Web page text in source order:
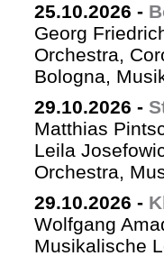
25.10.2026 -
Georg
Orchestra,
Bologna,
29.10.2026 -
Matthias
Leila
Orchestra,
29.10.2026 -
Wolfgang
Musikalische